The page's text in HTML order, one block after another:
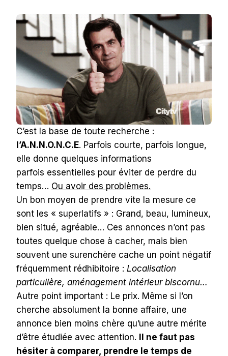
C’est la base de toute recherche :
l’A.N.N.O.N.C.E. Parfois courte, parfois longue,
elle donne quelques informations
parfois essentielles pour éviter de perdre du
temps… Ou avoir des problèmes.
Un bon moyen de prendre vite la mesure ce
sont les « superlatifs » : Grand, beau, lumineux,
bien situé, agréable… Ces annonces n’ont pas
toutes quelque chose à cacher, mais bien
souvent une surenchère cache un point négatif
fréquemment rédhibitoire : Localisation
particulière, aménagement intérieur biscornu…
Autre point important : Le prix. Même si l’on
cherche absolument la bonne affaire, une
annonce bien moins chère qu’une autre mérite
d’être étudiée avec attention. Il ne faut pas
hésiter à comparer, prendre le temps de